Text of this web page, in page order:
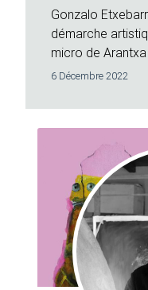
Gonzalo
démarche
micro de
6 Décembre 2022